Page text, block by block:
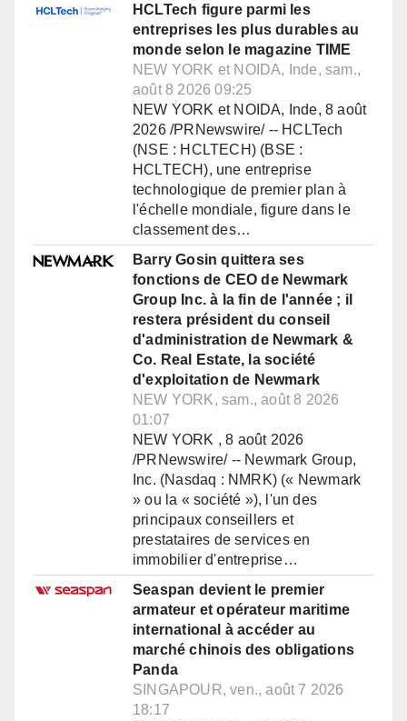
HCLTech figure parmi les
entreprises les plus durables au
monde selon le magazine TIME
NEW YORK et NOIDA, Inde, sam.,
août 8 2026 09:25
NEW YORK et NOIDA, Inde, 8 août
2026 /PRNewswire/ -- HCLTech
(NSE : HCLTECH) (BSE :
HCLTECH), une entreprise
technologique de premier plan à
l'échelle mondiale, figure dans le
classement des…
Barry Gosin quittera ses
fonctions de CEO de Newmark
Group Inc. à la fin de l'année ; il
restera président du conseil
d'administration de Newmark &
Co. Real Estate, la société
d'exploitation de Newmark
NEW YORK, sam., août 8 2026
01:07
NEW YORK , 8 août 2026
/PRNewswire/ -- Newmark Group,
Inc. (Nasdaq : NMRK) (« Newmark
» ou la « société »), l'un des
principaux conseillers et
prestataires de services en
immobilier d'entreprise…
Seaspan devient le premier
armateur et opérateur maritime
international à accéder au
marché chinois des obligations
Panda
SINGAPOUR, ven., août 7 2026
18:17